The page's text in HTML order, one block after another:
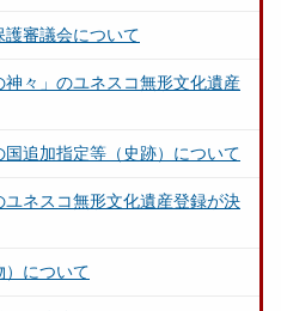
審議会について
神々」のユネスコ無形文化遺産
追加指定等（史跡）について
ユネスコ無形文化遺産登録が決
）について